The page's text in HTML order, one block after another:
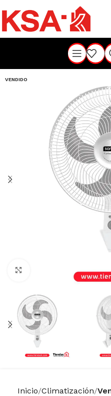
VENDIDO
Haga Click para
Inicio Climatización